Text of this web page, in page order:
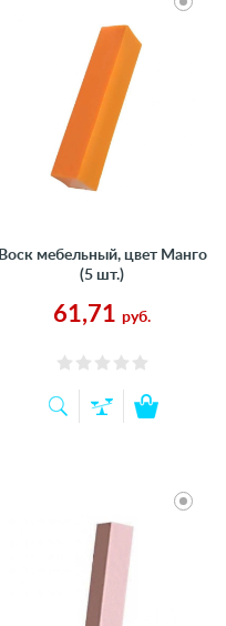
Воск мебельный, цвет Манго
(5 шт.)
61,71 руб.